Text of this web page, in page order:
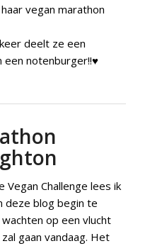
vegan marathon
deelt ze een
een notenburger!!♥
Vegan Challenge lees ik
deze blog begin te
op een vlucht
gaan vandaag. Het